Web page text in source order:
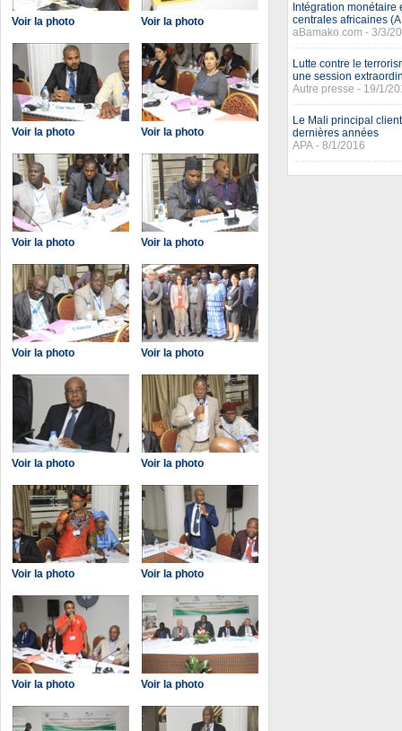
Voir la photo Voir la photo
Voir la photo Voir la photo
Voir la photo Voir la photo
Voir la photo Voir la photo
Voir la photo Voir la photo
Voir la photo Voir la photo
Voir la photo Voir la photo
Intégration
centrales africaines
aBamako.com - 3/3/
Lutte contre le
une session
Autre presse - 19/1/
Le Mali principal
dernières années
APA - 8/1/2016